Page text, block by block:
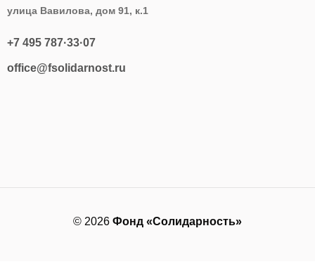
улица Вавилова, дом 91, к.1
+7 495 787·33·07
office@fsolidarnost.ru
© 2026 Фонд «Солидарность»